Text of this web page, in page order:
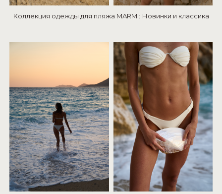
Коллекция одежды для пляжа MARMI: Новинки и классика